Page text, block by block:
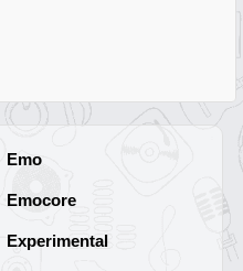
Emo
Emocore
Experimental